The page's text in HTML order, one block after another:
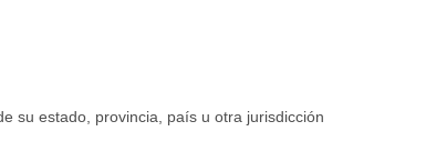
su estado, provincia, país u otra jurisdicción